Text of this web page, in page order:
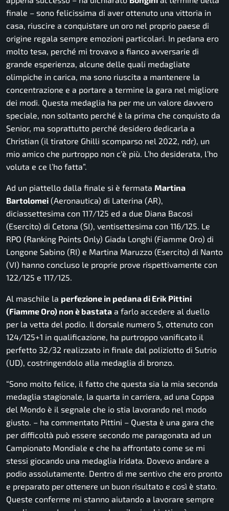
finale – sono felicissima di aver ottenuto una vittoria in
casa, riuscire a conquistare un oro nel proprio paese di
origine regala sempre emozioni particolari. In pedana ero
molto tesa, perché mi trovavo a fianco avversarie di
grande esperienza, alcune delle quali medagliate
olimpiche in carica, ma sono riuscita a mantenere la
concentrazione e a portare a termine la gara nel migliore
dei modi. Questa medaglia ha per me un valore davvero
speciale, non soltanto perché è la prima che conquisto da
Senior, ma soprattutto perché desidero dedicarla a
Christian (il tiratore Ghilli scomparso nel 2022, ndr), un
mio amico che purtroppo non c’è più. L’ho desiderata, l’ho
voluta e ce l’ho fatta”.
Ad un piattello dalla finale si è fermata Martina
Bartolomei (Aeronautica) di Laterina (AR),
diciassettesima con 117/125 ed a due Diana Bacosi
(Esercito) di Cetona (SI), ventisettesima con 116/125. Le
RPO (Ranking Points Only) Giada Longhi (Fiamme Oro) di
Longone Sabino (RI) e Martina Maruzzo (Esercito) di Nanto
(VI) hanno concluso le proprie prove rispettivamente con
122/125 e 117/125.
Al maschile la perfezione in pedana di Erik Pittini
(Fiamme Oro) non è bastata a farlo accedere al duello
per la vetta del podio. Il dorsale numero 5, ottenuto con
124/125+1 in qualificazione, ha purtroppo vanificato il
perfetto 32/32 realizzato in finale dal poliziotto di Sutrio
(UD), costringendolo alla medaglia di bronzo.
“Sono molto felice, il fatto che questa sia la mia seconda
medaglia stagionale, la quarta in carriera, ad una Coppa
del Mondo è il segnale che io stia lavorando nel modo
giusto. – ha commentato Pittini – Questa è una gara che
per difficoltà può essere secondo me paragonata ad un
Campionato Mondiale e che ha affrontato come se mi
stessi giocando una medaglia Iridata. Dovevo andare a
podio assolutamente. Dentro di me sentivo che ero pronto
e preparato per ottenere un buon risultato e così è stato.
Queste conferme mi stanno aiutando a lavorare sempre